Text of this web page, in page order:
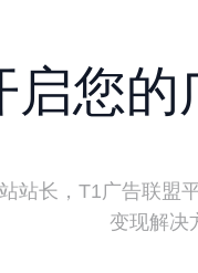
启您的
站长，T1广告联盟
变现解决